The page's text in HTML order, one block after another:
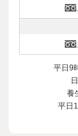
平日9
養
平日